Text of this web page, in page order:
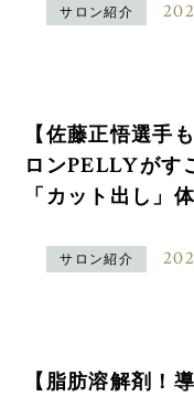
サロン紹介
【佐藤正悟選手
ロンPELLYがす
「カット出し」
サロン紹介
【脂肪溶解剤！